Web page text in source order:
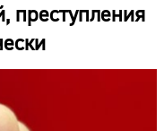
преступления